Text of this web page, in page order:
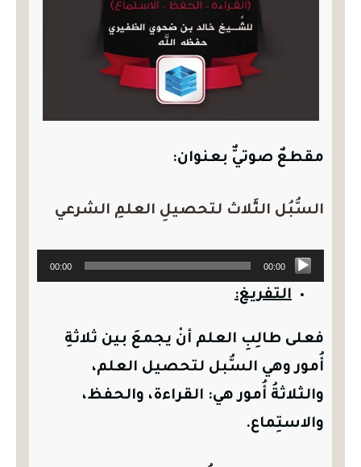
مقطعٌ صوتيٌّ بعنوان:
السُّبُل الثَّلاث لتحصيلِ العلمِ الشرعي
مشغل
الصوت
00:00
00:00
التفريغ:
فعلى طالِبِ العلم أنْ يجمعَ بين ثلاثةِ
أُمور وهي السُّبل لتحصيل العلم،
والثلاثةُ أُمور هي: القراءة، والحفظ،
والاستِماع.